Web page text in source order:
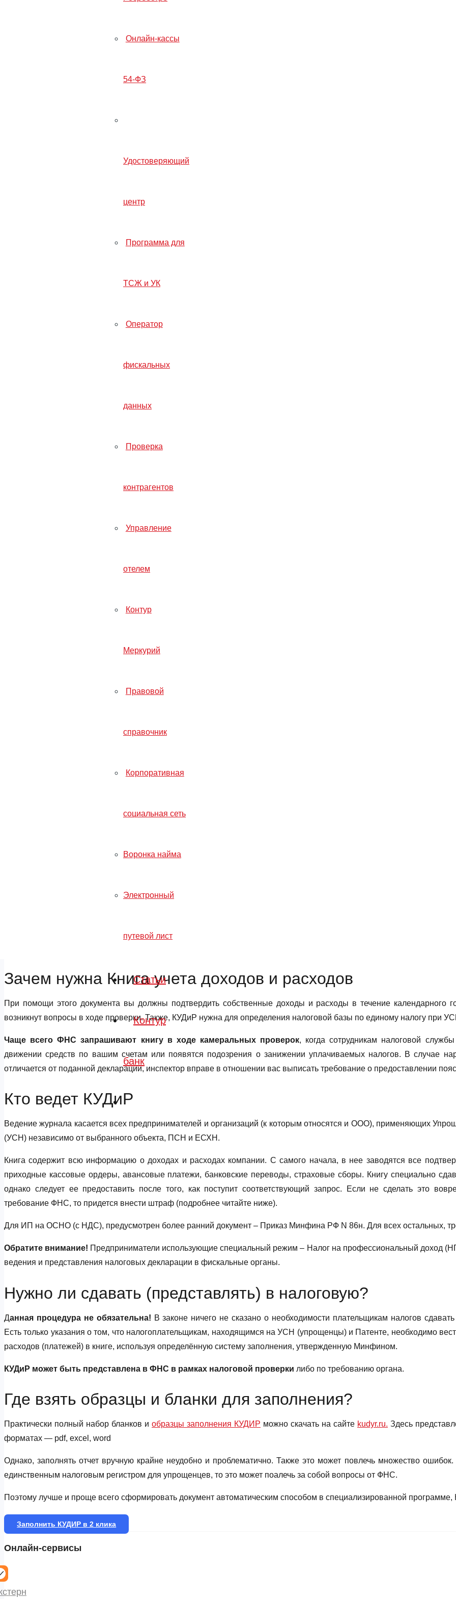
Онлайн-кассы
54-ФЗ
Удостоверяющий
центр
Программа для
ТСЖ и УК
Оператор
фискальных
данных
Проверка
контрагентов
Управление
отелем
Контур
Меркурий
Правовой
справочник
Корпоративная
социальная сеть
Воронка найма
Электронный
путевой лист
Статьи
Контур
банк
Оптимизация налогов
Регистрация ИП
Отчетность через интернет
Электронный документооборот
Сопровождение торгов
Программа для ТСЖ и УК
Для торговых точек
Онлайн-кассы 54-ФЗ
Книга учета доходов и
— как заполнить без ошибок и
сдавать?
Книга учета доходов и расходов (сокращенно КУДиР) представляет собой специальный журнал, с помощью
юридическое лицо (организация) в хронологическом порядке фиксирует хозяйственные операции (поступления и
Зачем нужна Книга учета доходов и расходов
При помощи этого документа вы должны подтвердить собственные доходы и расходы в течение календарного
возникнут вопросы в ходе проверки. Также, КУДиР нужна для определения налоговой базы по единому налогу при
Чаще всего ФНС запрашивают книгу в ходе камеральных проверок, когда сотрудникам налоговой
движении средств по вашим счетам или появятся подозрения о занижении уплачиваемых налогов. В случае
отличается от поданной декларации, инспектор вправе в отношении вас выписать требование о предоставлении
Кто ведет КУДиР
Ведение журнала касается всех предпринимателей и организаций (к которым относятся и ООО), применяющих
(УСН) независимо от выбранного объекта, ПСН и ЕСХН.
Книга содержит всю информацию о доходах и расходах компании. С самого начала, в нее заводятся все
приходные кассовые ордеры, авансовые платежи, банковские переводы, страховые сборы. Книгу специально
однако следует ее предоставить после того, как поступит соответствующий запрос. Если не сделать это
требование ФНС, то придется внести штраф (подробнее читайте ниже).
Для ИП на ОСНО (с НДС), предусмотрен более ранний документ – Приказ Минфина РФ N 86н. Для всех остальных,
Обратите внимание! Предприниматели использующие специальный режим – Налог на профессиональный доход
ведения и представления налоговых декларации в фискальные органы.
Нужно ли сдавать (представлять) в налоговую?
Данная процедура не обязательна! В законе ничего не сказано о необходимости плательщикам налогов
Есть только указания о том, что налогоплательщикам, находящимся на УСН (упрощенцы) и Патенте, необходимо
расходов (платежей) в книге, используя определённую систему заполнения, утвержденную Минфином.
КУДиР может быть представлена в ФНС в рамках налоговой проверки либо по требованию органа.
Где взять образцы и бланки для заполнения?
Практически полный набор бланков и образцы заполнения КУДИР можно скачать на сайте kudyr.ru. Здесь
форматах — pdf, excel, word
Однако, заполнять отчет вручную крайне неудобно и проблематично. Также это может повлечь множество ошибок.
единственным налоговым регистром для упрощенцев, то это может поалечь за собой вопросы от ФНС.
Поэтому лучше и проще всего сформировать документ автоматическим способом в специализированной программе,
Заполнить КУДИР в 2 клика
Онлайн-сервисы